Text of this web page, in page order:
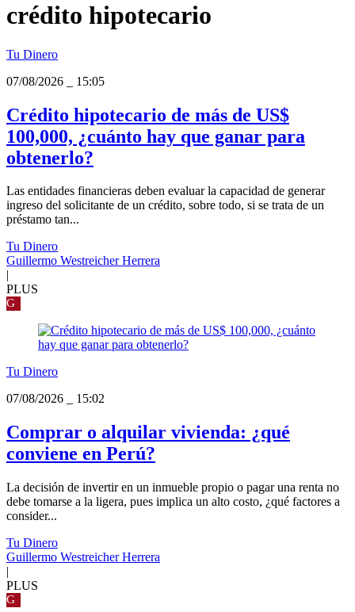
crédito hipotecario
Tu Dinero
07/08/2026
15:05
Crédito hipotecario de más de US$
100,000, ¿cuánto hay que ganar para
obtenerlo?
Las entidades financieras deben evaluar la capacidad de generar
ingreso del solicitante de un crédito, sobre todo, si se trata de un
préstamo tan...
Tu Dinero
Guillermo Westreicher Herrera
PLUS
G
Tu Dinero
07/08/2026
15:02
Comprar o alquilar vivienda: ¿qué
conviene en Perú?
La decisión de invertir en un inmueble propio o pagar una renta no
debe tomarse a la ligera, pues implica un alto costo, ¿qué factores a
consider...
Tu Dinero
Guillermo Westreicher Herrera
|
PLUS
G